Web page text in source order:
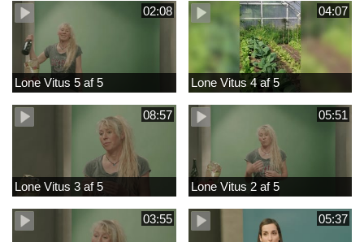
02:08
Lone Vitus 5 af 5
04:07
Lone Vitus 4 af 5
08:57
Lone Vitus 3 af 5
05:51
Lone Vitus 2 af 5
03:55 05:37